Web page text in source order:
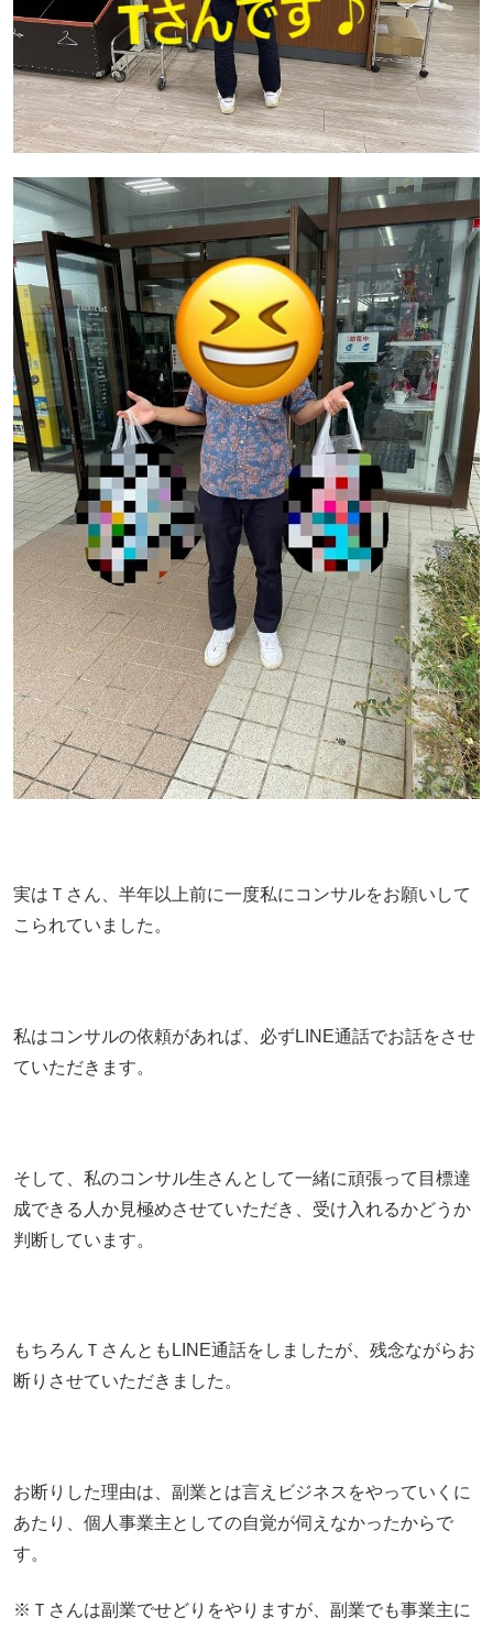
実はＴさん、半年以上前に一度私にコンサルをお願いして
こられていました。
私はコンサルの依頼があれば、必ずLINE通話でお話をさせ
ていただきます。
そして、私のコンサル生さんとして一緒に頑張って目標達
成できる人か見極めさせていただき、受け入れるかどうか
判断しています。
もちろんＴさんともLINE通話をしましたが、残念ながらお
断りさせていただきました。
お断りした理由は、副業とは言えビジネスをやっていくに
あたり、個人事業主としての自覚が伺えなかったからで
す。
※Ｔさんは副業でせどりをやりますが、副業でも事業主に